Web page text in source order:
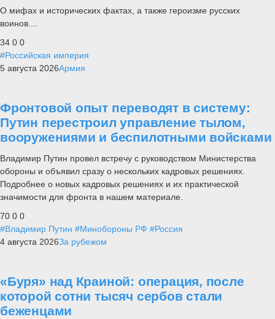
О мифах и исторических фактах, а также героизме русских
воинов....
34 0 0
#Российская империя
5 августа 2026Армия
Фронтовой опыт переводят в систему:
Путин перестроил управление тылом,
вооружениями и беспилотными войсками
Владимир Путин провел встречу с руководством Министерства
обороны и объявил сразу о нескольких кадровых решениях.
Подробнее о новых кадровых решениях и их практической
значимости для фронта в нашем материале.
70 0 0
#Владимир Путин #Минобороны РФ #Россия
4 августа 2026За рубежом
«Буря» над Краиной: операция, после
которой сотни тысяч сербов стали
беженцами